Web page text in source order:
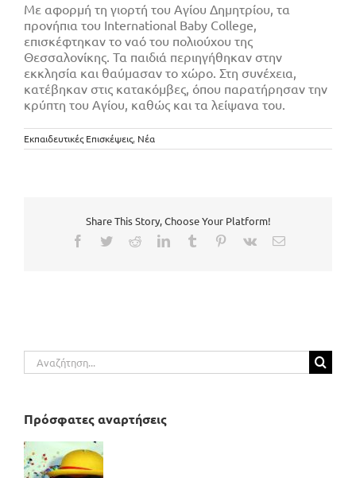
Με αφορμή τη γιορτή του Αγίου Δημητρίου, τα
προνήπια του International Baby College,
επισκέφτηκαν το ναό του πολιούχου της
Θεσσαλονίκης. Τα παιδιά περιηγήθηκαν στην
εκκλησία και θαύμασαν το χώρο. Στη συνέχεια,
κατέβηκαν στις κατακόμβες, όπου παρατήρησαν την
κρύπτη του Αγίου, καθώς και τα λείψανα του.
Εκπαιδευτικές Επισκέψεις, Νέα
Share This Story, Choose Your Platform!
Facebook
TwitterRedditLinkedInTumblr Pinterest
Vk Email
Αναζήτηση
για:
Πρόσφατες αναρτήσεις